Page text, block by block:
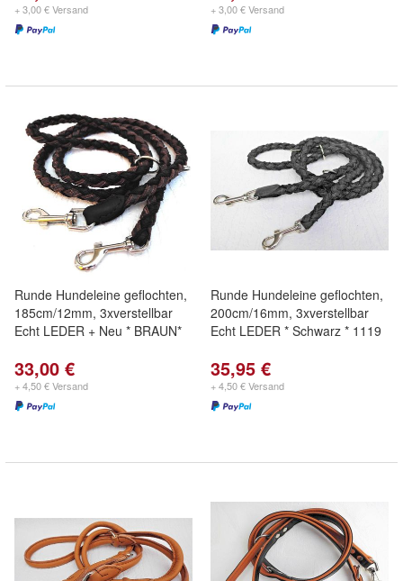
+ 3,00 € Versand + 3,00 € Versand
Runde Hundeleine geflochten,
185cm/12mm, 3xverstellbar
Echt LEDER + Neu * BRAUN*
33,00 €
+ 4,50 € Versand
Runde Hundeleine geflochten,
200cm/16mm, 3xverstellbar
Echt LEDER * Schwarz * 1119
35,95 €
+ 4,50 € Versand